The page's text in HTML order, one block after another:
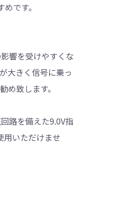
です。
響を受けやすくな
大きく信号に乗っ
致します。
路を備えた9.0V指
用いただけませ